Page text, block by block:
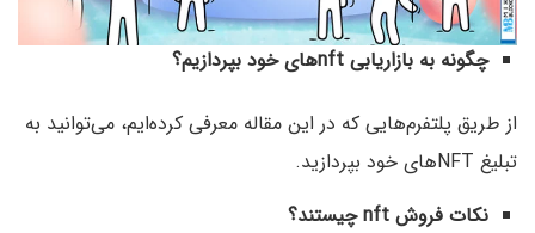
چگونه به بازاریابی nftهای خود بپردازیم؟
از طریق پلتفرم‌هایی که در این مقاله معرفی کرده‌ایم، می‌توانید به
تبلیغ NFTهای خود بپردازید.
نکات فروش nft چیستند؟